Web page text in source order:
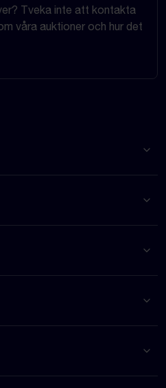
Tveka inte att kontakta
våra auktioner och hur det